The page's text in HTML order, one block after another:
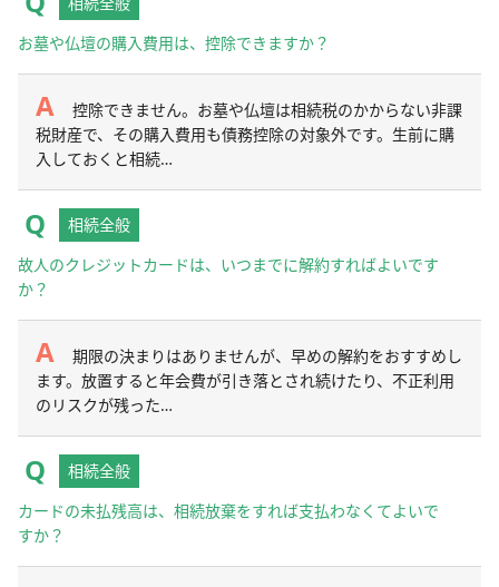
お墓や仏壇の購入費用は、控除できますか？
控除できません。お墓や仏壇は相続税のかからない非課
税財産で、その購入費用も債務控除の対象外です。生前に購
入しておくと相続…
相続全般
故人のクレジットカードは、いつまでに解約すればよいです
か？
期限の決まりはありませんが、早めの解約をおすすめし
ます。放置すると年会費が引き落とされ続けたり、不正利用
のリスクが残った…
相続全般
カードの未払残高は、相続放棄をすれば支払わなくてよいで
すか？